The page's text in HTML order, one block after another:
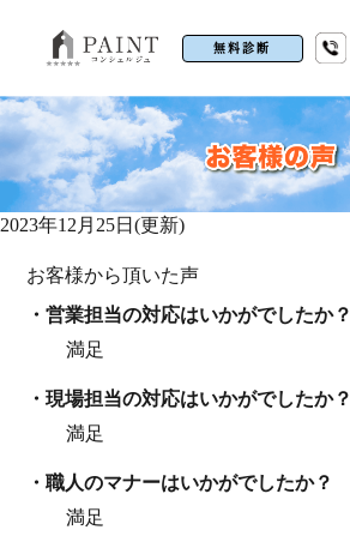
無料診断
2023年12月25日(更新)
お客様から頂いた声
・営業担当の対応はいかがでしたか？
満足
・現場担当の対応はいかがでしたか？
満足
・職⼈のマナーはいかがでしたか？
満足